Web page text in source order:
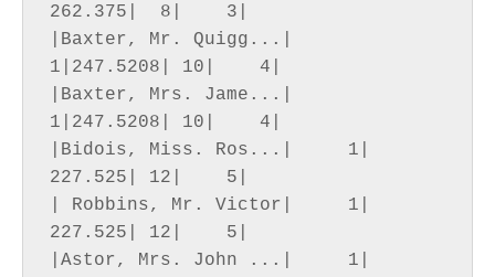
262.375|  8|    3|
|Baxter, Mr. Quigg...|
1|247.5208| 10|    4|
|Baxter, Mrs. Jame...|
1|247.5208| 10|    4|
|Bidois, Miss. Ros...|     1|
227.525| 12|    5|
| Robbins, Mr. Victor|     1|
227.525| 12|    5|
|Astor, Mrs. John ...|     1|